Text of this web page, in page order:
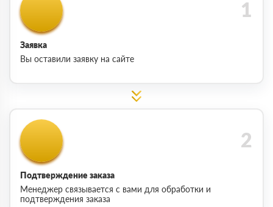
Заявка
Вы оставили заявку на сайте
Подтверждение заказа
Менеджер связывается с вами для обработки и
подтверждения заказа